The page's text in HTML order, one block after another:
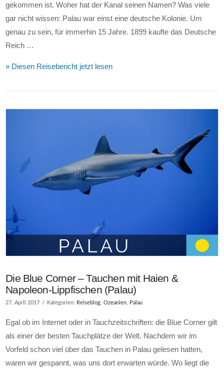
VIEW POST
gekommen ist. Woher hat der Kanal seinen Namen? Was viele
gar nicht wissen: Palau war einst eine deutsche Kolonie. Um
genau zu sein, für immerhin 15 Jahre. 1899 kaufte das Deutsche
Reich …
» Diesen Reisebericht jetzt lesen
Die Blue Corner – Tauchen mit Haien &
Napoleon-Lippfischen (Palau)
27. April 2017 Kategorien: Reiseblog ,Ozeanien Palau
Egal ob im Internet oder in Tauchzeitschriften: die Blue Corner gilt
als einer der besten Tauchplätze der Welt. Nachdem wir im
Vorfeld schon viel über das Tauchen in Palau gelesen hatten,
waren wir gespannt, was uns dort erwarten würde. Wo liegt die